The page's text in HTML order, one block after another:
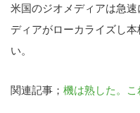
米国のジオメ ディアは急
ディアがローカライ ズし
い。
関連記事； 機は熟した。